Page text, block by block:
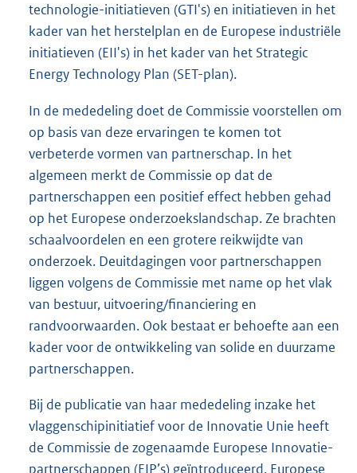
technologie-initiatieven (GTI's) en initiatieven in het
kader van het herstelplan en de Europese industriële
initiatieven (EII's) in het kader van het Strategic
Energy Technology Plan (SET-plan).
In de mededeling doet de Commissie voorstellen om
op basis van deze ervaringen te komen tot
verbeterde vormen van partnerschap. In het
algemeen merkt de Commissie op dat de
partnerschappen een positief effect hebben gehad
op het Europese onderzoekslandschap. Ze brachten
schaalvoordelen en een grotere reikwijdte van
onderzoek. Deuitdagingen voor partnerschappen
liggen volgens de Commissie met name op het vlak
van bestuur, uitvoering/financiering en
randvoorwaarden. Ook bestaat er behoefte aan een
kader voor de ontwikkeling van solide en duurzame
partnerschappen.
Bij de publicatie van haar mededeling inzake het
vlaggenschipinitiatief voor de Innovatie Unie heeft
de Commissie de zogenaamde Europese Innovatie-
partnerschappen (EIP’s) geïntroduceerd. Europese